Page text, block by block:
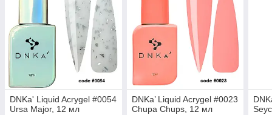
DNKa' Liquid Acrygel #0054
Ursa Major, 12 мл
DNKa’ Liquid Acrygel #0023
Chupa Chups, 12 мл